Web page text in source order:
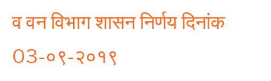
व वन विभाग शासन निर्णय दिनांक
03-०९-२०१९